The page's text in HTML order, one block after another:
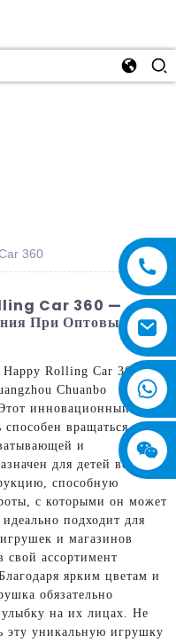
360
Car 360 —
При Оптовых
Happy Rolling Car 360,
Chuanbo
инновационный и
вращаться на
и
для детей всех
способную
с которыми он может
подходит для
и магазинов
свой ассортимент
ярким цветам и
обязательно
улыбку на их лицах. Не
эту уникальную игрушку